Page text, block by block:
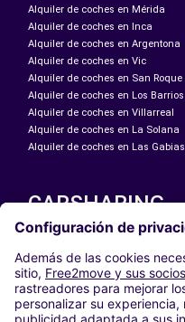
Alquiler de coches en Mérida
Alquiler de coches en Inca
Alquiler de coches en Argentona
Alquiler de coches en Vic
Alquiler de coches en San Roque
Alquiler de coches en Los Barrios
Alquiler de coches en Villarreal
Alquiler de coches en La Solana
Alquiler de coches en Las Gabias
CARSHARING
NUESTRAS CIUDADES
Paris
Madrid
Washington DC
Milán